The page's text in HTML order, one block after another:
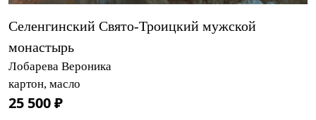
Селенгинский Свято-Троицкий мужской
монастырь
Лобарева Вероника
картон, масло
25 500 ₽